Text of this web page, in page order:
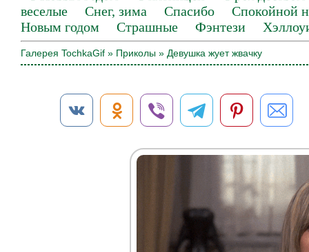
веселые
Снег, зима Спасибо
Спокойной
Новым годом
Страшные Фэнтези
Галерея TochkaGif » Приколы » Девушка жует жвачку